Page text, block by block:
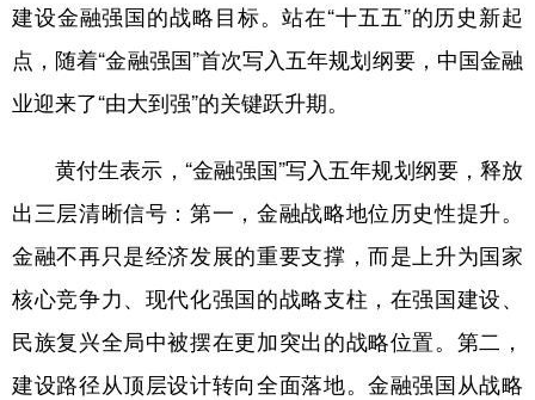
建设金融强国的战略目标。站在“十五五”的历史新起
点，随着“金融强国”首次写入五年规划纲要，中国金融
业迎来了“由大到强”的关键跃升期。
黄付生表示，“金融强国”写入五年规划纲要，释放
出三层清晰信号：第一，金融战略地位历史性提升。
金融不再只是经济发展的重要支撑，而是上升为国家
核心竞争力、现代化强国的战略支柱，在强国建设、
民族复兴全局中被摆在更加突出的战略位置。第二，
建设路径从顶层设计转向全面落地。金融强国从战略